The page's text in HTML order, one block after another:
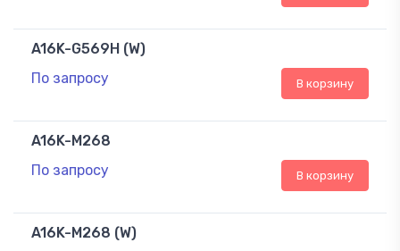
A16K-G569H (W)
По запросу
В корзину
A16K-M268
По запросу
В корзину
A16K-M268 (W)